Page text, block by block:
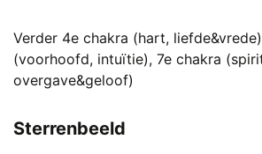
Verder 4e chakra (hart,
(voorhoofd, intuïtie), 7e chakra
overgave&geloof)
Sterrenbeeld